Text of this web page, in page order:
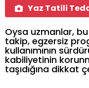
Yaz Tatili
Oysa uzmanlar,
takip, egzersiz
kullanımının
kabiliyetinin
taşıdığına dikkat